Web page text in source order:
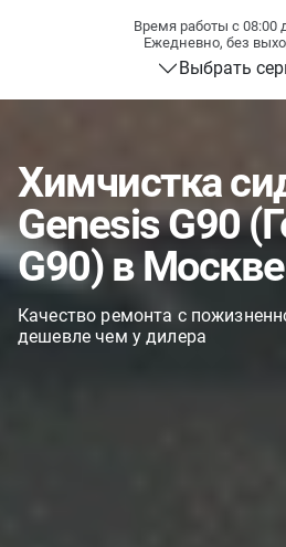
Время работы с 08:00
Ежедневно, без
Выбрать
Химчистка
Genesis G90
G90) в Москве
Качество ремонта с
дешевле чем у дилера